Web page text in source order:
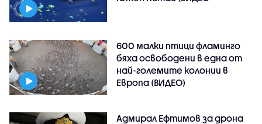
600 малки птици фламинго
бяха освободени в една от
най-големите колонии в
Европа (ВИДЕО)
Адмирал Ефтимов за дрона